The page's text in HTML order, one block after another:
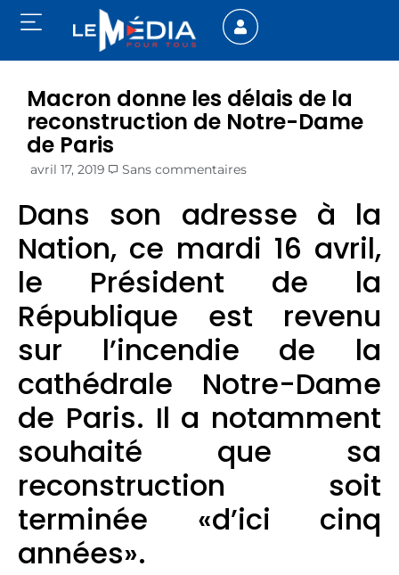
Macron donne les délais de la
reconstruction de Notre-Dame
de Paris
avril 17, 2019 Sans commentaires
Dans son adresse à la
Nation, ce mardi 16 avril,
le Président de la
République est revenu
sur l’incendie de la
cathédrale Notre-Dame
de Paris. Il a notamment
souhaité que sa
reconstruction soit
terminée «d’ici cinq
années».